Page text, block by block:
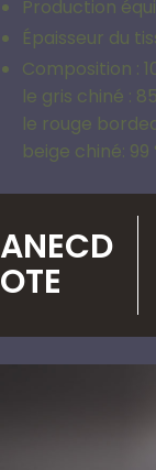
Production
Épaisseur du
Composition :
le gris chiné :
le rouge
beige chiné: 99
ANECD
OTE